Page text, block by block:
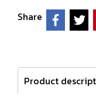
Share
Product